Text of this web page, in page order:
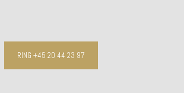
RING +45 20 44 23 97